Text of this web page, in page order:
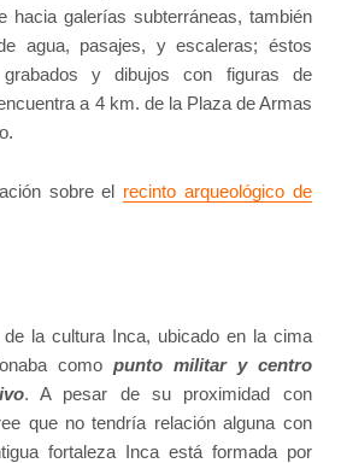
hacia galerías subterráneas, también
agua, pasajes, y escaleras; éstos
grabados y dibujos con figuras de
a 4 km. de la Plaza de Armas
sobre el recinto arqueológico de
de la cultura Inca, ubicado en la cima
como punto militar y centro
. A pesar de su proximidad con
que no tendría relación alguna con
fortaleza Inca está formada por